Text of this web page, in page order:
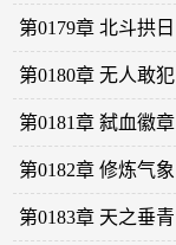
第0179章 北斗拱日
第0180章 无人敢犯
第0181章 弑血徽章
第0182章 修炼气象
第0183章 天之垂青